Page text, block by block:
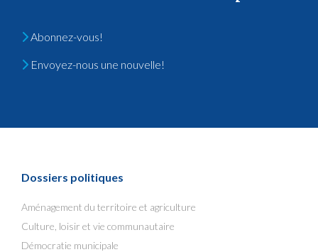
Abonnez-vous!
Envoyez-nous une nouvelle!
Dossiers politiques
Aménagement du territoire et agriculture
Culture, loisir et vie communautaire
Démocratie municipale